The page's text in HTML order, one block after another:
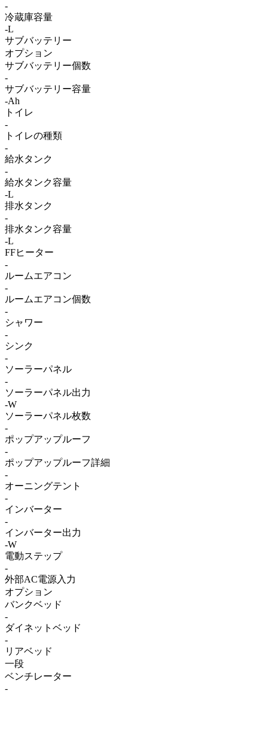
-
冷蔵庫容量
-L
サブバッテリー
オプション
サブバッテリー個数
-
サブバッテリー容量
-Ah
トイレ
-
トイレの種類
-
給水タンク
-
給水タンク容量
-L
排水タンク
-
排水タンク容量
-L
FFヒーター
-
ルームエアコン
-
ルームエアコン個数
-
シャワー
-
シンク
-
ソーラーパネル
-
ソーラーパネル出力
-W
ソーラーパネル枚数
-
ポップアップルーフ
-
ポップアップルーフ詳細
-
オーニングテント
-
インバーター
-
インバーター出力
-W
電動ステップ
-
外部AC電源入力
オプション
バンクベッド
-
ダイネットベッド
-
リアベッド
一段
ベンチレーター
-